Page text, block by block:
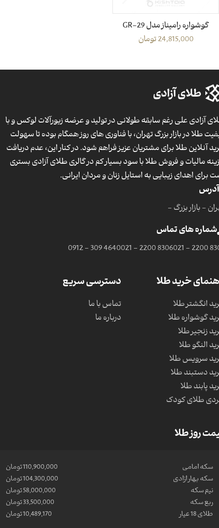
گوشواره رامیناز مدل GR-29
24,815,000تومان
آزادی علی رغم سابقه طولانی در تولید و عرضه زیورآلات لوکس و با
طلا در بازار بزرگ تهران، با فناوری های روز همگام بوده تا سهولت
آنلاین طلا برای مشتریان عزیز فراهم شود. در کنار این، عدم دریافت
مالیات و فروش طلا با سود بسیار کم در گالری طلای آزادی بستری
برای اهدای زیبایی به استایل زنان و مردان ایرانی.
آدرس
- بازار بزرگ -
شماره های تماس
021 - 2200
021 - 2200 8306
0912 - 309 4640
خرید طلا
انگشتر طلا
گوشواره طلا
زنجیر طلا
النگو طلا
سرویس طلا
دستبند طلا
پابند طلا
طلای کودک
دسترسی سریع
تماس با ما
درباره ما
روز طلا
سکه امامی
110,900,000 تومان
سکه بهار ازادی
104,300,000 تومان
نیم سکه
58,000,000 تومان
ربع سکه
33,500,000 تومان
طلای 18 عیار
10,489,170 تومان